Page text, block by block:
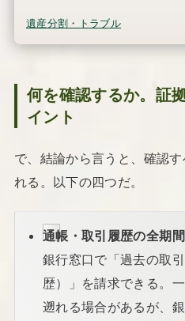
遺産分割・トラブル
何を確認するか。証
イント
で、結論から言うと、確認
れる。以下の四つだ。
通帳・取引履歴の全期
銀行窓口で「過去の取
歴）」を請求できる。
遡れる場合があるが、